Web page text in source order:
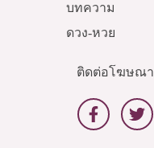
บทความ
ดวง-หวย
ติดต่อโฆษณา